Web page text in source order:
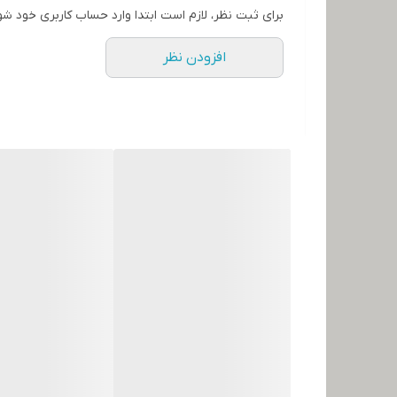
برای ثبت نظر، لازم است ابتدا وارد حساب کاربری خود
افزودن نظر